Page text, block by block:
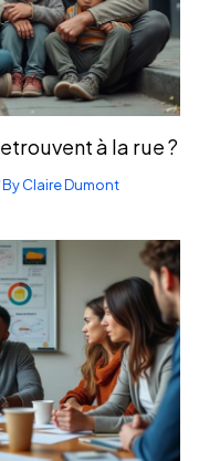
à la rue ?
ByClaire Dumont